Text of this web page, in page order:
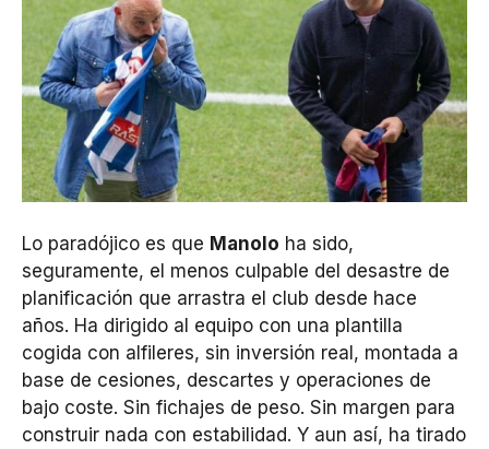
Lo paradójico es que Manolo ha sido,
seguramente, el menos culpable del desastre de
planificación que arrastra el club desde hace
años. Ha dirigido al equipo con una plantilla
cogida con alfileres, sin inversión real, montada a
base de cesiones, descartes y operaciones de
bajo coste. Sin fichajes de peso. Sin margen para
construir nada con estabilidad. Y aun así, ha tirado